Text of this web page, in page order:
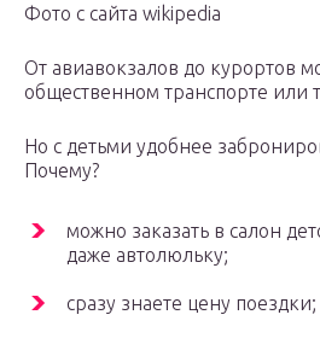
Фото с сайта wikipedia
От авиавокзалов до курортов
общественном транспорте или
Но с детьми удобнее
Почему?
можно заказать в салон
даже автолюльку;
сразу знаете цену поездки;